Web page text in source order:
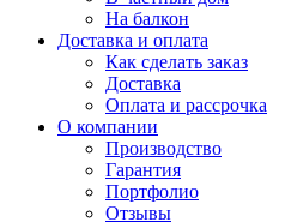
На балкон
Доставка и оплата
Как сделать заказ
Доставка
Оплата и рассрочка
О компании
Производство
Гарантия
Портфолио
Отзывы